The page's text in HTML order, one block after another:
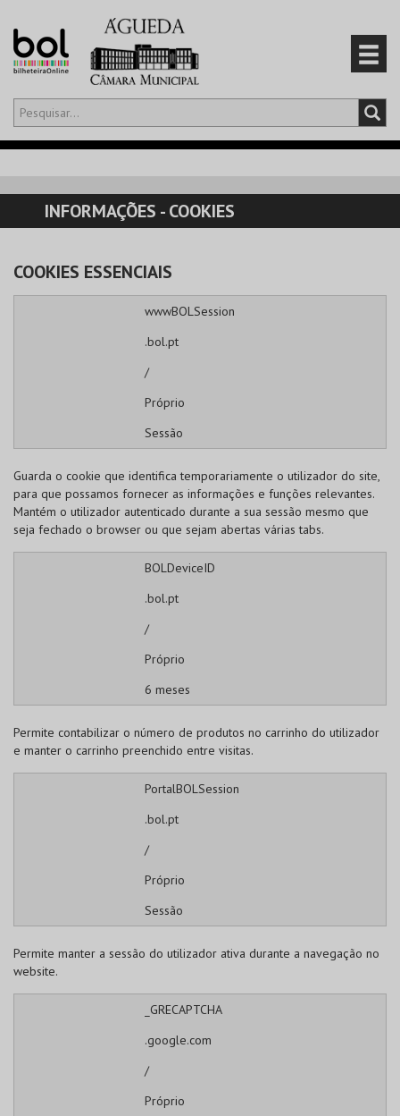
Olá,iniciar sessão
CARRINHO
EVENTOS
CARTÕES
INFORMAÇÕES - COOKIES
COOKIES ESSENCIAIS
wwwBOLSession
.bol.pt
/
Próprio
Sessão
Guarda o cookie que identifica temporariamente o utilizador do site,
para que possamos fornecer as informações e funções relevantes.
Mantém o utilizador autenticado durante a sua sessão mesmo que
seja fechado o browser ou que sejam abertas várias tabs.
BOLDeviceID
.bol.pt
/
Próprio
6 meses
Permite contabilizar o número de produtos no carrinho do utilizador
e manter o carrinho preenchido entre visitas.
PortalBOLSession
.bol.pt
/
Próprio
Sessão
Permite manter a sessão do utilizador ativa durante a navegação no
website.
_GRECAPTCHA
.google.com
/
Próprio